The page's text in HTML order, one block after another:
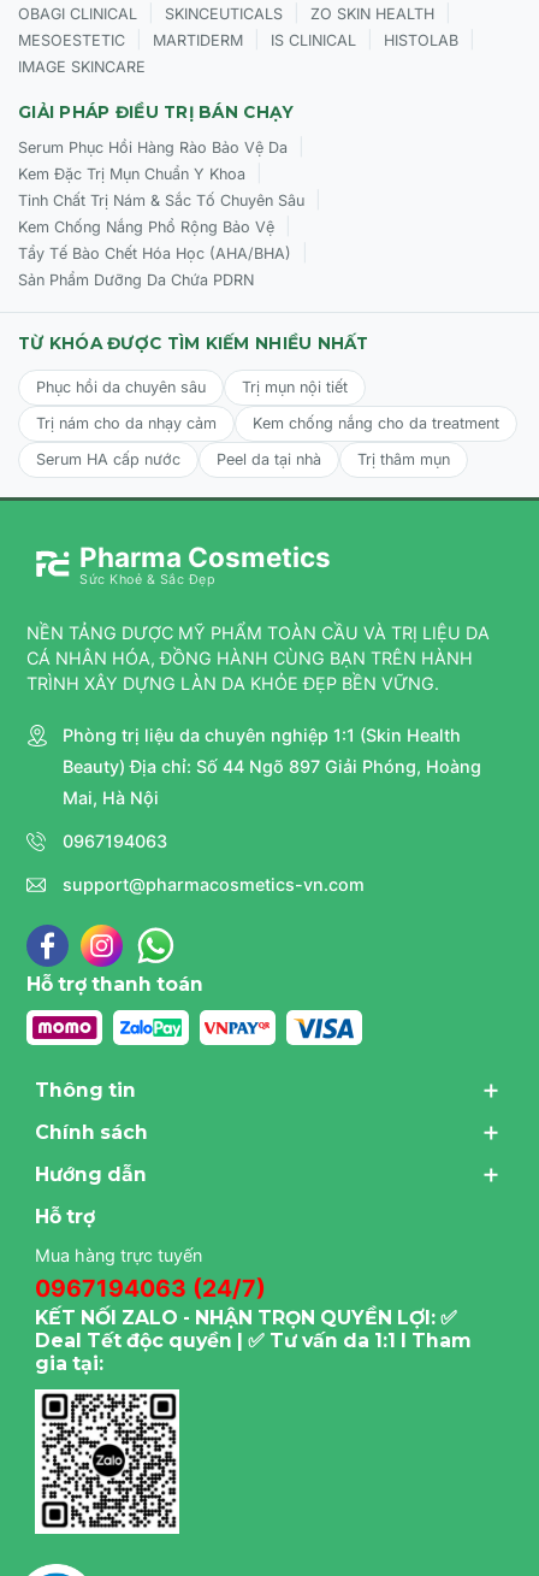
OBAGI CLINICAL SKINCEUTICALS ZO SKIN HEALTH
MESOESTETIC MARTIDERM IS CLINICAL HISTOLAB
IMAGE SKINCARE
GIẢI PHÁP ĐIỀU TRỊ BÁN CHẠY
Serum Phục Hồi Hàng Rào Bảo Vệ Da
Kem Đặc Trị Mụn Chuẩn Y Khoa
Tinh Chất Trị Nám & Sắc Tố Chuyên Sâu
Kem Chống Nắng Phổ Rộng Bảo Vệ
Tẩy Tế Bào Chết Hóa Học (AHA/BHA)
Sản Phẩm Dưỡng Da Chứa PDRN
TỪ KHÓA ĐƯỢC TÌM KIẾM NHIỀU NHẤT
Phục hồi da chuyên sâu
Trị mụn nội tiết
Trị nám cho da nhạy cảm
Kem chống nắng cho da treatment
Serum HA cấp nước
Peel da tại nhà Trị thâm mụn
Pharma Cosmetics
Sức Khoẻ & Sắc Đẹp
NỀN TẢNG DƯỢC MỸ PHẨM TOÀN CẦU VÀ TRỊ LIỆU DA
CÁ NHÂN HÓA, ĐỒNG HÀNH CÙNG BẠN TRÊN HÀNH
TRÌNH XÂY DỰNG LÀN DA KHỎE ĐẸP BỀN VỮNG.
Phòng trị liệu da chuyên nghiệp 1:1 (Skin Health
Beauty) Địa chỉ: Số 44 Ngõ 897 Giải Phóng, Hoàng
Mai, Hà Nội
0967194063
support@pharmacosmetics-vn.com
Hỗ trợ thanh toán
Thông tin
Chính sách
Hướng dẫn
Hỗ trợ
Mua hàng trực tuyến
0967194063 (24/7)
KẾT NỐI ZALO - NHẬN TRỌN QUYỀN LỢI: ✅
Deal Tết độc quyền | ✅ Tư vấn da 1:1 I Tham
gia tại: